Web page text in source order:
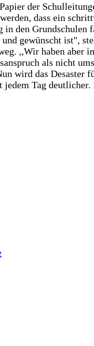
der
dass ein
in den Grundschulen
gewünscht ist",
,,Wir haben aber
als nicht
wird das Desaster
Tag deutlicher.